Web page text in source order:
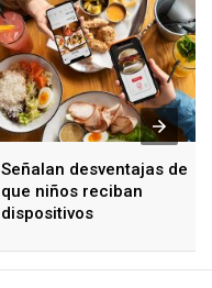
Señalan desventajas de
que niños reciban
dispositivos